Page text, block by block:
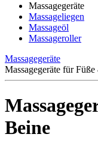
Massagegeräte
Massageliegen
Massageöl
Massageroller
Massagegeräte
Massagegeräte für
Beine